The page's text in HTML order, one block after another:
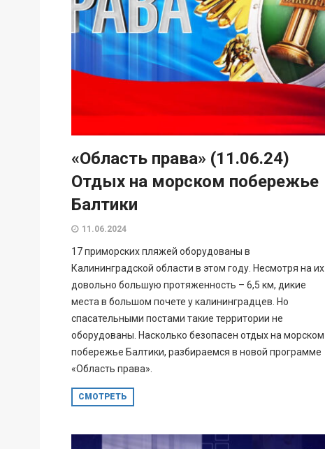
«Область права» (11.06.24)
Отдых на морском побережье
Балтики
11.06.2024
17 приморских пляжей оборудованы в
Калининградской области в этом году. Несмотря на их
довольно большую протяженность – 6,5 км, дикие
места в большом почете у калининградцев. Но
спасательными постами такие территории не
оборудованы. Насколько безопасен отдых на морском
побережье Балтики, разбираемся в новой программе
«Область права».
СМОТРЕТЬ